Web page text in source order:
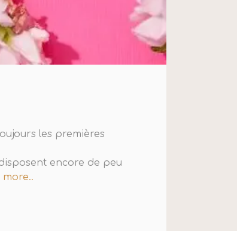
les premières
encore de peu
more..